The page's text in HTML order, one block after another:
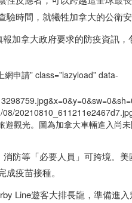
驗時間，就犧牲加拿大的公衛安
報加拿大政府要求的防疫資訊，
申請” class=”lazyload” data-
遊觀光。圖為加拿大車輛進入尚
防等「必要人員」可跨境。美
疫苗接種。
Line遊客大排長龍，準備進